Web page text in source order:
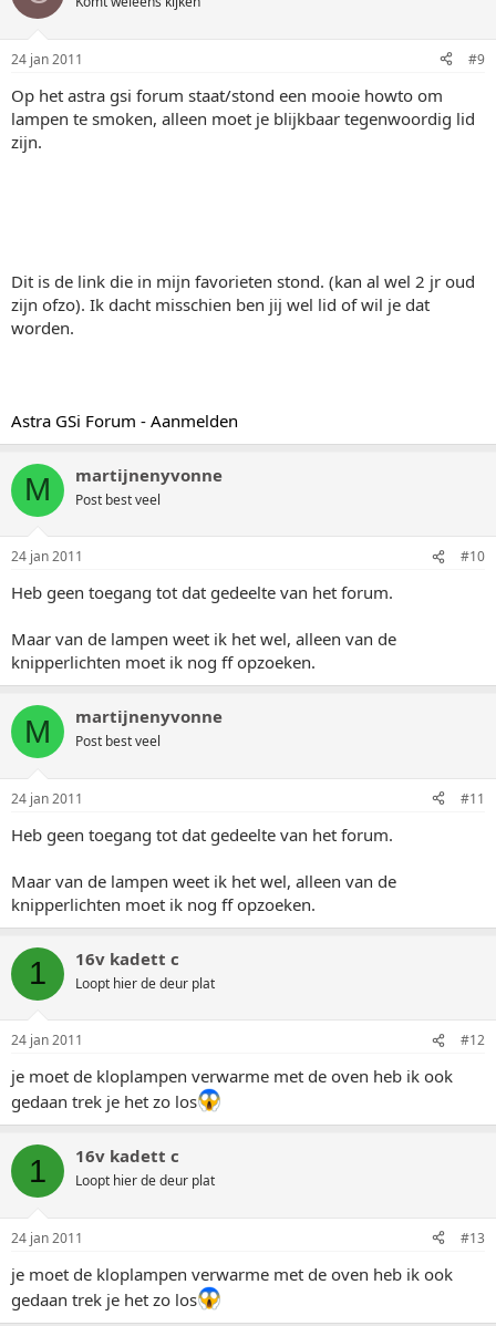
24 jan 2011 #9
Op het astra gsi forum staat/stond een mooie howto om
lampen te smoken, alleen moet je blijkbaar tegenwoordig lid
zijn.
Dit is de link die in mijn favorieten stond. (kan al wel 2 jr oud
zijn ofzo). Ik dacht misschien ben jij wel lid of wil je dat
worden.
Astra GSi Forum - Aanmelden
M martijnenyvonne
Post best veel
24 jan 2011 #10
Heb geen toegang tot dat gedeelte van het forum.
Maar van de lampen weet ik het wel, alleen van de
knipperlichten moet ik nog ff opzoeken.
M martijnenyvonne
Post best veel
24 jan 2011 #11
Heb geen toegang tot dat gedeelte van het forum.
Maar van de lampen weet ik het wel, alleen van de
knipperlichten moet ik nog ff opzoeken.
1 16v kadett c
Loopt hier de deur plat
24 jan 2011 #12
je moet de kloplampen verwarme met de oven heb ik ook
gedaan trek je het zo los
1 16v kadett c
Loopt hier de deur plat
24 jan 2011 #13
je moet de kloplampen verwarme met de oven heb ik ook
gedaan trek je het zo los